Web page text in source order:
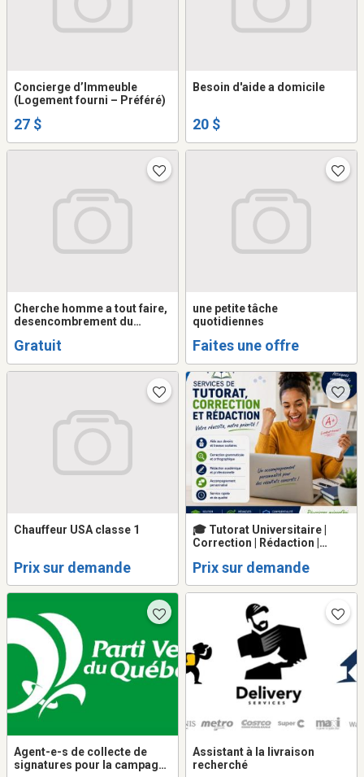
Concierge d’Immeuble
(Logement fourni – Préféré)
27 $
Besoin d'aide a domicile
20 $
Cherche homme a tout faire,
desencombrement du
hardin etc.
Gratuit
une petite tâche
quotidiennes
Faites une offre
Chauffeur USA classe 1
Prix sur demande
🎓 Tutorat Universitaire |
Correction | Rédaction |
15+ ans d'expérience
Prix sur demande
Agent-e-s de collecte de
signatures pour la campagne
Assistant à la livraison
recherché